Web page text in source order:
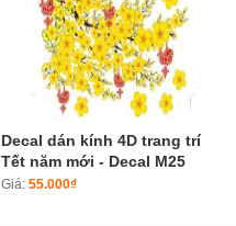
Decal dán kính 4D trang trí
Tết năm mới - Decal M25
Giá: 55.000₫